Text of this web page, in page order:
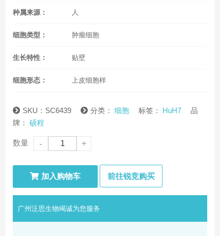
种属来源： 人
细胞类型： 肿瘤细胞
生长特性： 贴壁
细胞形态： 上皮细胞样
SKU：SC6439 分类：细胞 标签： HuH7
品
牌：硕程
数量 - +
加入购物车 前往锐竞购买
广州泛思生物竭诚为您服务